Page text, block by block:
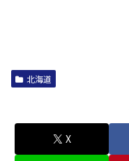
北海道
X